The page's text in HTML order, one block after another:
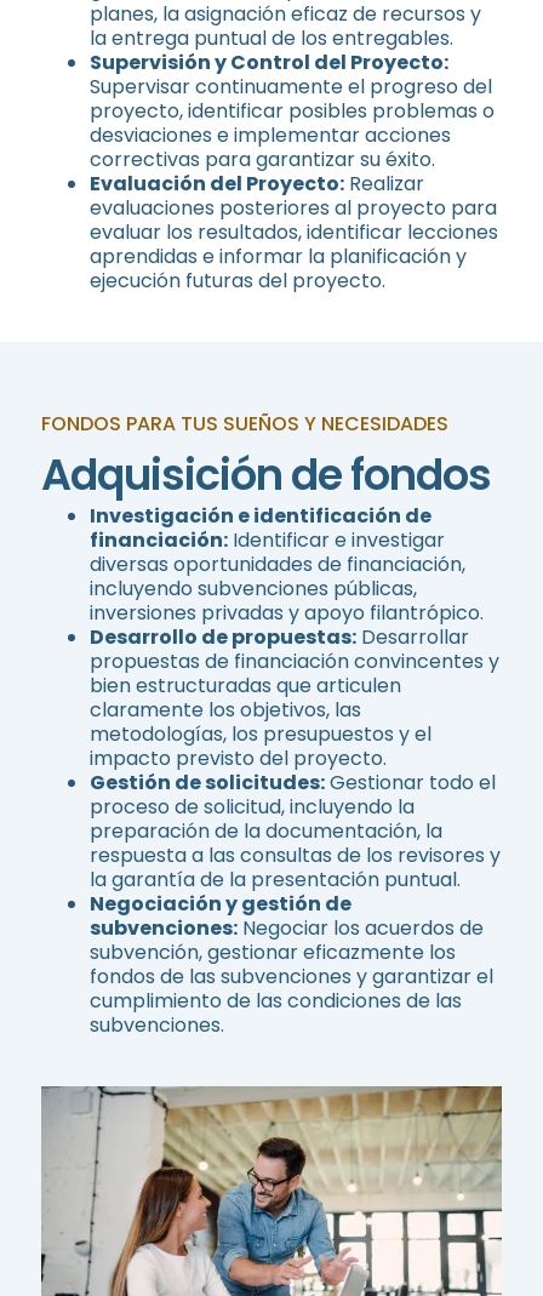
planes, la asignación eficaz de recursos y
la entrega puntual de los entregables.
Supervisión y Control del Proyecto:
Supervisar continuamente el progreso del
proyecto, identificar posibles problemas o
desviaciones e implementar acciones
correctivas para garantizar su éxito.
Evaluación del Proyecto:Realizar
evaluaciones posteriores al proyecto para
evaluar los resultados, identificar lecciones
aprendidas e informar la planificación y
ejecución futuras del proyecto.
FONDOS PARA TUS SUEÑOS Y NECESIDADES
Adquisición de fondos
Investigación e identificación de
financiación:Identificar e investigar
diversas oportunidades de financiación,
incluyendo subvenciones públicas,
inversiones privadas y apoyo filantrópico.
Desarrollo de propuestas:Desarrollar
propuestas de financiación convincentes y
bien estructuradas que articulen
claramente los objetivos, las
metodologías, los presupuestos y el
impacto previsto del proyecto.
Gestión de solicitudes:Gestionar todo el
proceso de solicitud, incluyendo la
preparación de la documentación, la
respuesta a las consultas de los revisores y
la garantía de la presentación puntual.
Negociación y gestión de
subvenciones:Negociar los acuerdos de
subvención, gestionar eficazmente los
fondos de las subvenciones y garantizar el
cumplimiento de las condiciones de las
subvenciones.